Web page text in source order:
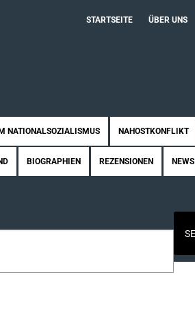
STARTSEITE ÜBER UNS
NATIONALSOZIALISMUS NAHOSTKONFLIKT
BIOGRAPHIEN REZENSIONEN NEWS